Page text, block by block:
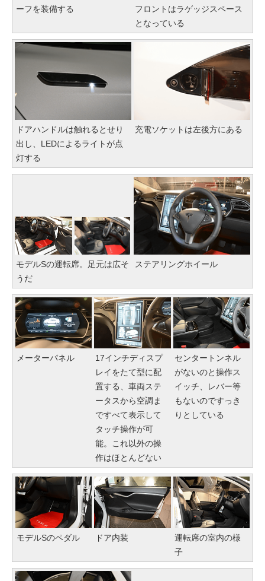
ーフを装備する
フロントはラゲッジスペース
となっている
ドアハンドルは触れるとせり
出し、LEDによるライトが点
灯する
充電ソケットは左後方にある
モデルSの運転席。足元は広そ
うだ
ステアリングホイール
メーターパネル
17インチディスプ
レイをたて型に配
置する、車両ステ
ータスから空調ま
ですべて表示して
タッチ操作が可
能。これ以外の操
作はほとんどない
センタートンネル
がないのと操作ス
イッチ、レバー等
もないのですっき
りとしている
モデルSのペダル ドア内装
運転席の室内の様
子